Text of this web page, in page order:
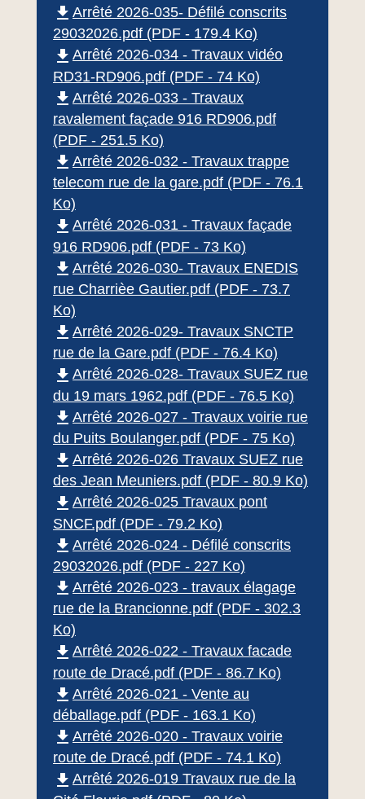
file_download Arrêté 2026-035- Défilé conscrits
29032026.pdf (PDF - 179.4 Ko)
file_download Arrêté 2026-034 - Travaux vidéo
RD31-RD906.pdf (PDF - 74 Ko)
file_download Arrêté 2026-033 - Travaux
ravalement façade 916 RD906.pdf
(PDF - 251.5 Ko)
file_download Arrêté 2026-032 - Travaux trappe
telecom rue de la gare.pdf (PDF - 76.1
Ko)
file_download Arrêté 2026-031 - Travaux façade
916 RD906.pdf (PDF - 73 Ko)
file_download Arrêté 2026-030- Travaux ENEDIS
rue Charrièe Gautier.pdf (PDF - 73.7
Ko)
file_download Arrêté 2026-029- Travaux SNCTP
rue de la Gare.pdf (PDF - 76.4 Ko)
file_download Arrêté 2026-028- Travaux SUEZ rue
du 19 mars 1962.pdf (PDF - 76.5 Ko)
file_download Arrêté 2026-027 - Travaux voirie rue
du Puits Boulanger.pdf (PDF - 75 Ko)
file_download Arrêté 2026-026 Travaux SUEZ rue
des Jean Meuniers.pdf (PDF - 80.9 Ko)
file_download Arrêté 2026-025 Travaux pont
SNCF.pdf (PDF - 79.2 Ko)
file_download Arrêté 2026-024 - Défilé conscrits
29032026.pdf (PDF - 227 Ko)
file_download Arrêté 2026-023 - travaux élagage
rue de la Brancionne.pdf (PDF - 302.3
Ko)
file_download Arrêté 2026-022 - Travaux facade
route de Dracé.pdf (PDF - 86.7 Ko)
file_download Arrêté 2026-021 - Vente au
déballage.pdf (PDF - 163.1 Ko)
file_download Arrêté 2026-020 - Travaux voirie
route de Dracé.pdf (PDF - 74.1 Ko)
file_download Arrêté 2026-019 Travaux rue de la